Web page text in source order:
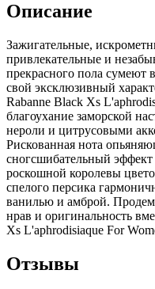
Описание
Зажигательные,
привлекательные и
прекрасного пола сумеют
свой эксклюзивный
Rabanne Black Xs
благоухание заморской
нероли и цитрусовыми
Рискованная нота
сногсшибательный
роскошной королевы
спелого персика
ванилью и амброй.
нрав и оригинальность
Xs L'aphrodisiaque For
Отзывы